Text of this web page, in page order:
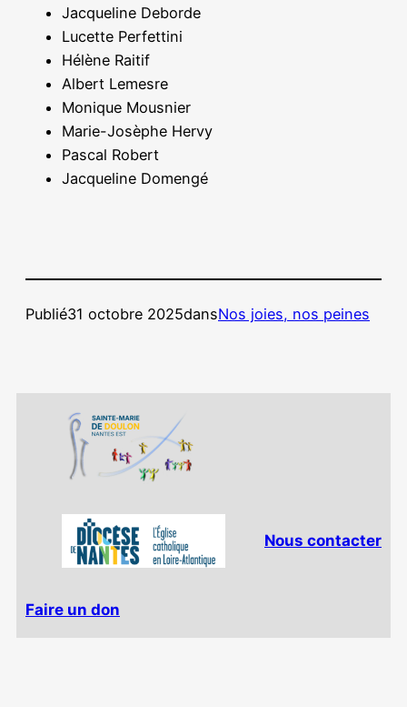
Jacqueline Deborde
Lucette Perfettini
Hélène Raitif
Albert Lemesre
Monique Mousnier
Marie-Josèphe Hervy
Pascal Robert
Jacqueline Domengé
Publié31 octobre 2025dansNos joies, nos peines
Nous contacter
Faire un don